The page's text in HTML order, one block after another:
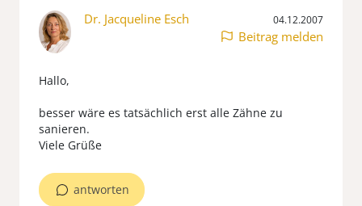
Dr. Jacqueline Esch 04.12.2007
Beitrag melden
Hallo,
besser wäre es tatsächlich erst alle Zähne zu
sanieren.
Viele Grüße
antworten